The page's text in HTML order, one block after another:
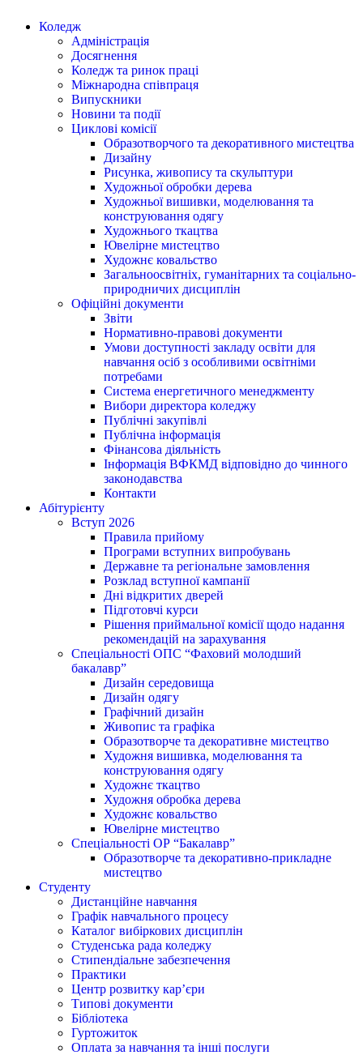
Коледж
Адміністрація
Досягнення
Коледж та ринок праці
Міжнародна співпраця
Випускники
Новини та події
Циклові комісії
Образотворчого та декоративного мистецтва
Дизайну
Рисунка, живопису та скульптури
Художньої обробки дерева
Художньої вишивки, моделювання та
конструювання одягу
Художнього ткацтва
Ювелірне мистецтво
Художнє ковальство
Загальноосвітніх, гуманітарних та соціально-
природничих дисциплін
Офіційні документи
Звіти
Нормативно-правові документи
Умови доступності закладу освіти для
навчання осіб з особливими освітніми
потребами
Система енергетичного менеджменту
Вибори директора коледжу
Публічні закупівлі
Публічна інформація
Фінансова діяльність
Інформація ВФКМД відповідно до чинного
законодавства
Контакти
Абітурієнту
Вступ 2026
Правила прийому
Програми вступних випробувань
Державне та регіональне замовлення
Розклад вступної кампанії
Дні відкритих дверей
Підготовчі курси
Рішення приймальної комісії щодо надання
рекомендацій на зарахування
Спеціальності ОПС “Фаховий молодший
бакалавр”
Дизайн середовища
Дизайн одягу
Графічний дизайн
Живопис та графіка
Образотворче та декоративне мистецтво
Художня вишивка, моделювання та
конструювання одягу
Художнє ткацтво
Художня обробка дерева
Художнє ковальство
Ювелірне мистецтво
Спеціальності ОР “Бакалавр”
Образотворче та декоративно-прикладне
мистецтво
Студенту
Дистанційне навчання
Графік навчального процесу
Каталог вибіркових дисциплін
Студенська рада коледжу
Стипендіальне забезпечення
Практики
Центр розвитку кар’єри
Типові документи
Бібліотека
Гуртожиток
Оплата за навчання та інші послуги